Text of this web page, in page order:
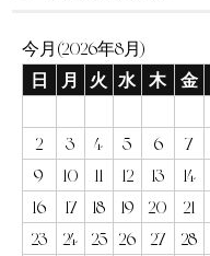
今月(2026年8月)
日
月 火 水 木 金
2
3 4 5 6 7
9
10 11 12 13 14
16
17 18 19 20 21
23
24 25 26 27 28